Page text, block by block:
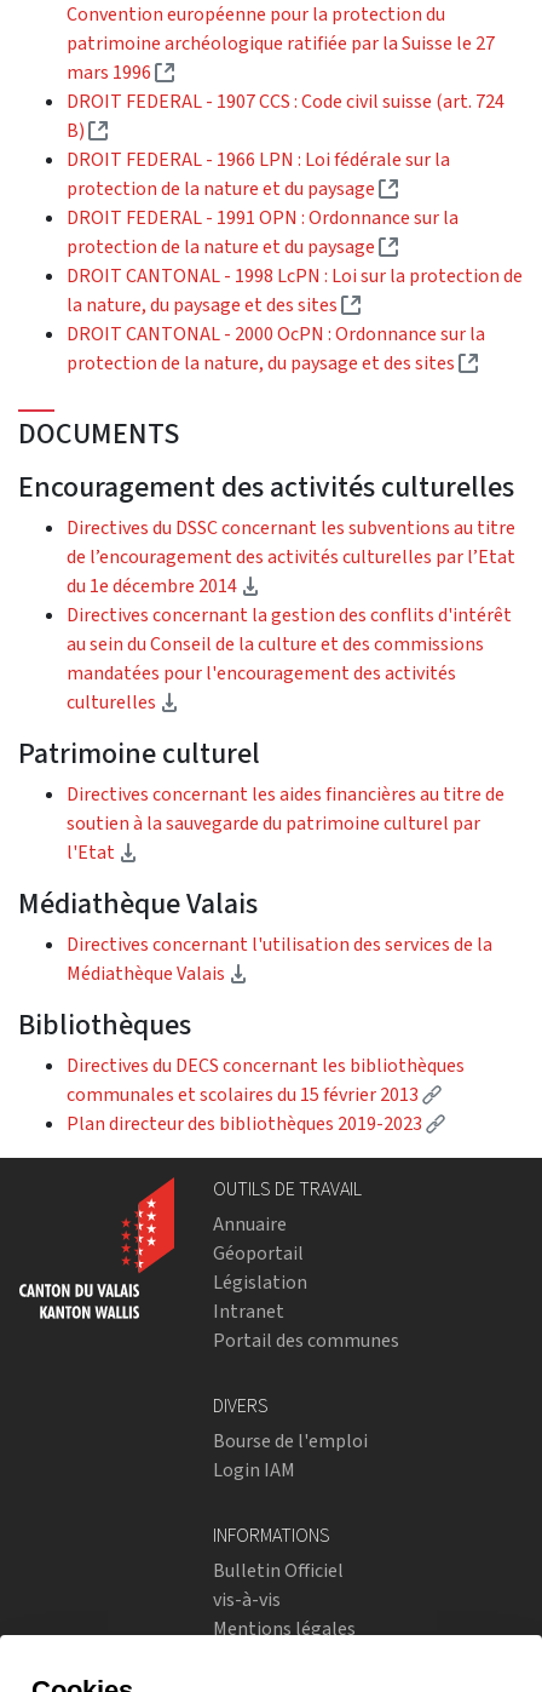
Convention européenne pour la protection du
patrimoine archéologique ratifiée par la Suisse le 27
mars 1996
(External link)
DROIT FEDERAL - 1907 CCS : Code civil suisse (art. 724
B)
(External link)
DROIT FEDERAL - 1966 LPN : Loi fédérale sur la
protection de la nature et du paysage
(External link)
DROIT FEDERAL - 1991 OPN : Ordonnance sur la
protection de la nature et du paysage
(External link)
DROIT CANTONAL - 1998 LcPN : Loi sur la protection de
la nature, du paysage et des sites
(External link)
DROIT CANTONAL - 2000 OcPN : Ordonnance sur la
protection de la nature, du paysage et des sites
DOCUMENTS
Encouragement des activités culturelles
Directives du DSSC concernant les subventions au titre
de l’encouragement des activités culturelles par l’Etat
du 1e décembre 2014
Directives concernant la gestion des conflits d'intérêt
au sein du Conseil de la culture et des commissions
mandatées pour l'encouragement des activités
culturelles
Patrimoine culturel
Directives concernant les aides financières au titre de
soutien à la sauvegarde du patrimoine culturel par
l'Etat
Médiathèque Valais
Directives concernant l'utilisation des services de la
Médiathèque Valais
Bibliothèques
Directives du DECS concernant les bibliothèques
communales et scolaires du 15 février 2013
(External
Plan directeur des bibliothèques 2019-2023
(External
OUTILS DE TRAVAIL
Annuaire
Géoportail
Législation
Intranet
Portail des communes
DIVERS
Bourse de l'emploi
Login IAM
INFORMATIONS
Bulletin Officiel
vis-à-vis
Mentions légales